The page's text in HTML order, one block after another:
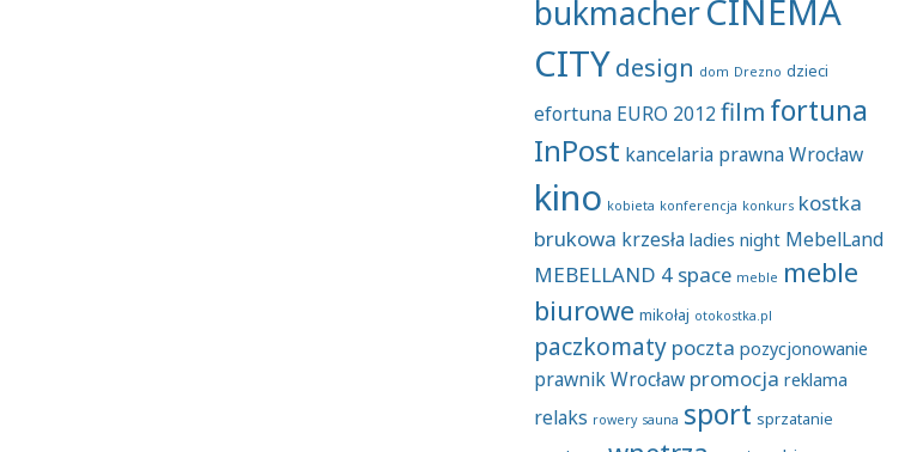
bukmacherCINEMA
CITYdesign dom Drezno dzieci
efortuna EURO 2012film fortuna
InPost kancelaria prawna Wrocław
kino kobieta konferencja konkurs kostka
brukowa krzesła ladies night MebelLand
MEBELLAND 4 space meble meble
biurowe mikołaj otokostka.pl
paczkomaty poczta pozycjonowanie
prawnik Wrocław promocja reklama
relaks rowery sauna sport sprzatanie